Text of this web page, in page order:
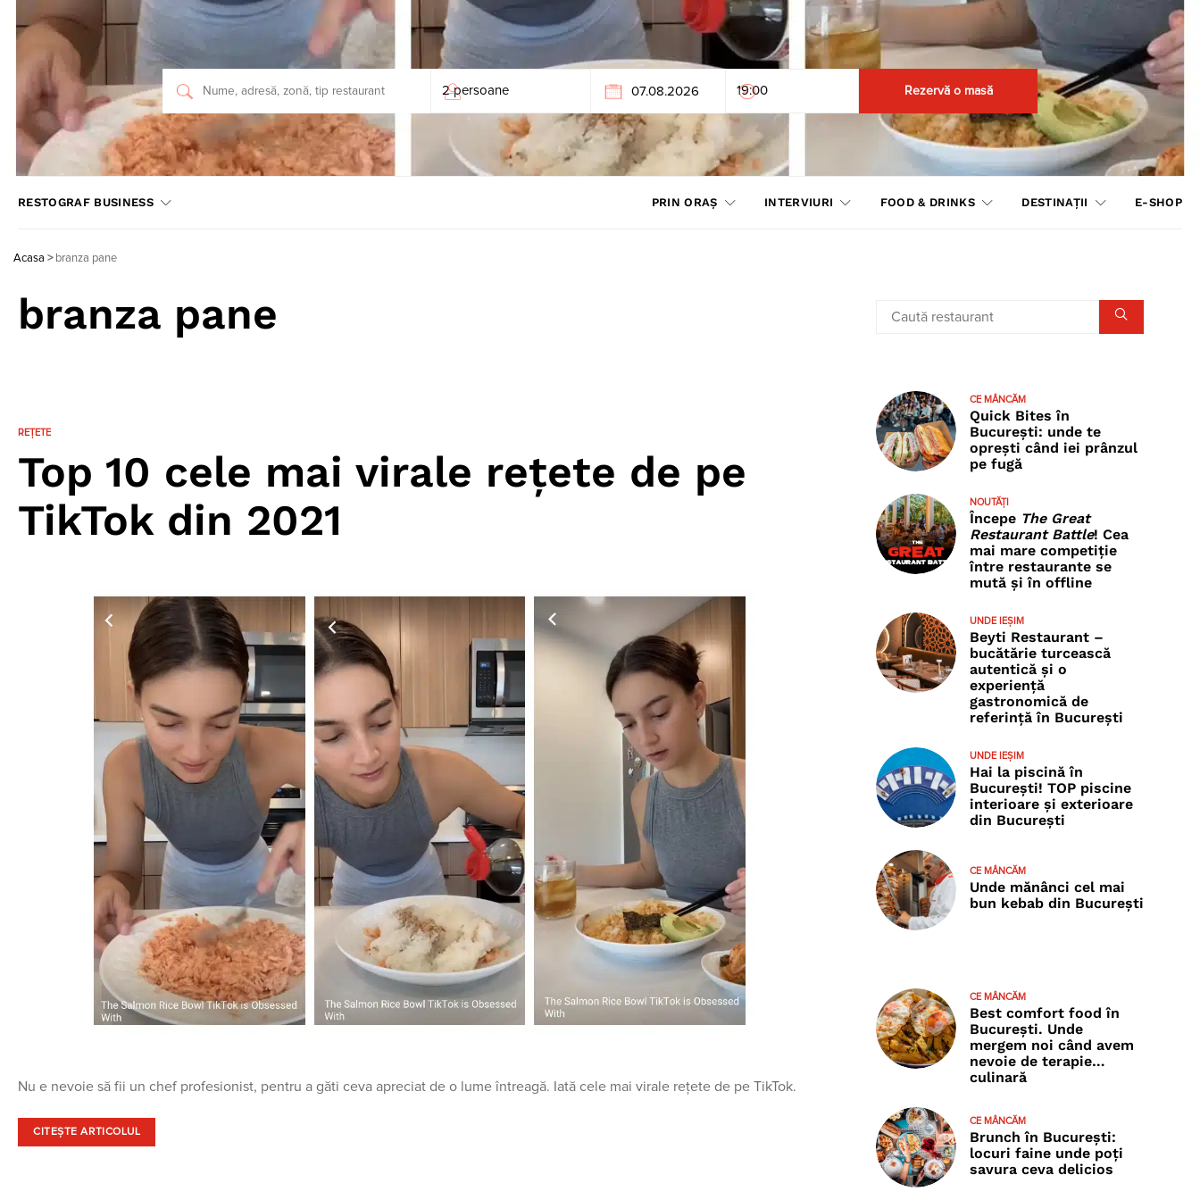
Rezervă o masă
RESTOGRAF BUSINESS PRIN ORAȘ INTERVIURI FOOD & DRINKS DESTINAȚII E-SHOP
Acasa > branza pane
branza pane
REȚETE
Top 10 cele mai virale rețete de pe
TikTok din 2021
Nu e nevoie să fii un chef profesionist, pentru a găti ceva apreciat de o lume întreagă. Iată cele mai virale rețete de pe TikTok.
CITEȘTE ARTICOLUL
CE MÂNCĂM
Quick Bites în
București: unde te
oprești când iei prânzul
pe fugă
NOUTĂȚI
Începe The Great
Restaurant Battle! Cea
mai mare competiție
între restaurante se
mută și în offline
UNDE IEȘIM
Beyti Restaurant –
bucătărie turcească
autentică și o
experiență
gastronomică de
referință în București
UNDE IEȘIM
Hai la piscină în
București! TOP piscine
interioare și exterioare
din București
CE MÂNCĂM
Unde mănânci cel mai
bun kebab din București
CE MÂNCĂM
Best comfort food în
București. Unde
mergem noi când avem
nevoie de terapie…
culinară
CE MÂNCĂM
Brunch în București:
locuri faine unde poţi
savura ceva delicios